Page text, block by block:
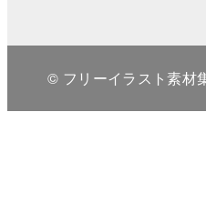
© フリーイラスト素材